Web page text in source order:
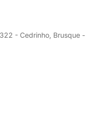
- Cedrinho, Brusque -